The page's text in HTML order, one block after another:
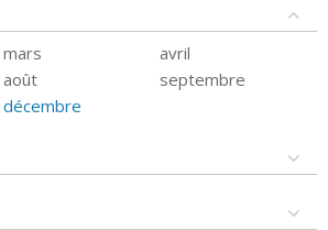
mars
avril
août
septembre
décembre